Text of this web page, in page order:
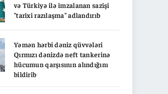
və Türkiyə ilə imzalanan sazişi
"tarixi razılaşma" adlandırıb
Yəmən hərbi dəniz qüvvələri
Qırmızı dənizdə neft tankerinə
hücumun qarşısının alındığını
bildirib